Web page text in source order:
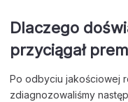
Dlaczego
przyciągał
Po odbyciu jakościowej
zdiagnozowaliśmy